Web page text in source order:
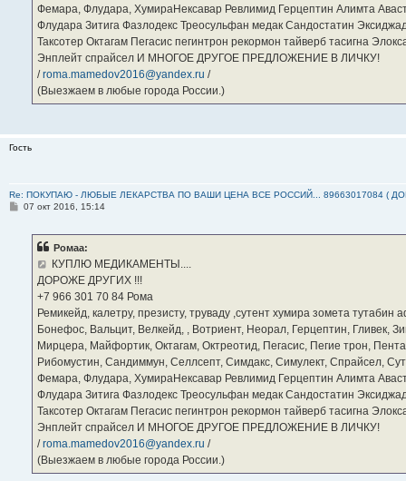
Фемара, Флудара, ХумираНексавар Ревлимид Герцептин Алимта
Флудара Зитига Фазлодекс Треосульфан медак Сандостатин
Таксотер Октагам Пегасис пегинтрон рекормон тайверб тасигна
Энплейт спрайсел И МНОГОЕ ДРУГОЕ ПРЕДЛОЖЕНИЕ В ЛИЧКУ!
/roma.mamedov2016@yandex.ru /
(Выезжаем в любые города России.)
Гость
Re: ПОКУПАЮ - ЛЮБЫЕ ЛЕКАРСТВА ПО ВАШИ ЦЕНА ВСЕ РОССИЙ... 89663017084 (
С07 окт 2016, 15:14
Ромаа:
КУПЛЮ МЕДИКАМЕНТЫ....
ДОРОЖЕ ДРУГИХ !!!
‪+7 966 301 70 84‬ Рома
Ремикейд, калетру, презисту, труваду ,сутент хумира зомета
Бонефос, Вальцит, Велкейд, , Вотриент, Неорал, Герцептин, Гливек,
Мирцера, Майфортик, Октагам, Октреотид, Пегасис, Пегие трон,
Рибомустин, Сандиммун, Селлсепт, Симдакс, Симулект, Спрайсел,
Фемара, Флудара, ХумираНексавар Ревлимид Герцептин Алимта
Флудара Зитига Фазлодекс Треосульфан медак Сандостатин
Таксотер Октагам Пегасис пегинтрон рекормон тайверб тасигна
Энплейт спрайсел И МНОГОЕ ДРУГОЕ ПРЕДЛОЖЕНИЕ В ЛИЧКУ!
/roma.mamedov2016@yandex.ru /
(Выезжаем в любые города России.)